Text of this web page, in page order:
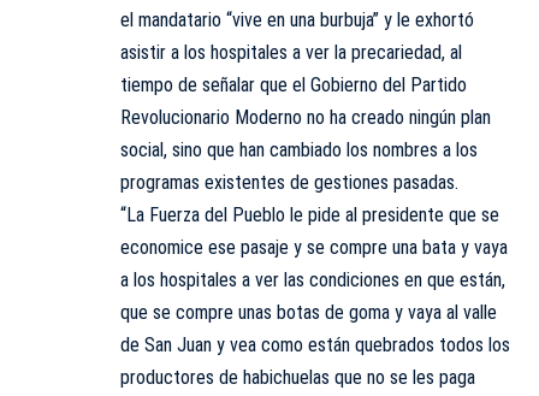
el mandatario “vive en una burbuja” y le exhortó
asistir a los hospitales a ver la precariedad, al
tiempo de señalar que el Gobierno del Partido
Revolucionario Moderno no ha creado ningún plan
social, sino que han cambiado los nombres a los
programas existentes de gestiones pasadas.
“La Fuerza del Pueblo le pide al presidente que se
economice ese pasaje y se compre una bata y vaya
a los hospitales a ver las condiciones en que están,
que se compre unas botas de goma y vaya al valle
de San Juan y vea como están quebrados todos los
productores de habichuelas que no se les paga